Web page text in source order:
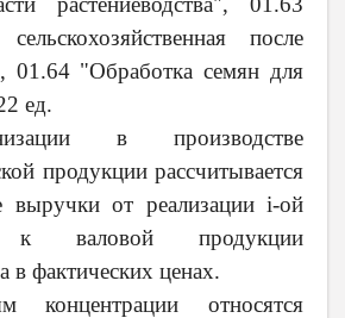
после
01.64 "Обработка семян для
ед.
в производстве
продукции рассчитывается
выручки от реализации i-ой
к валовой продукции
в фактических ценах.
концентрации относятся